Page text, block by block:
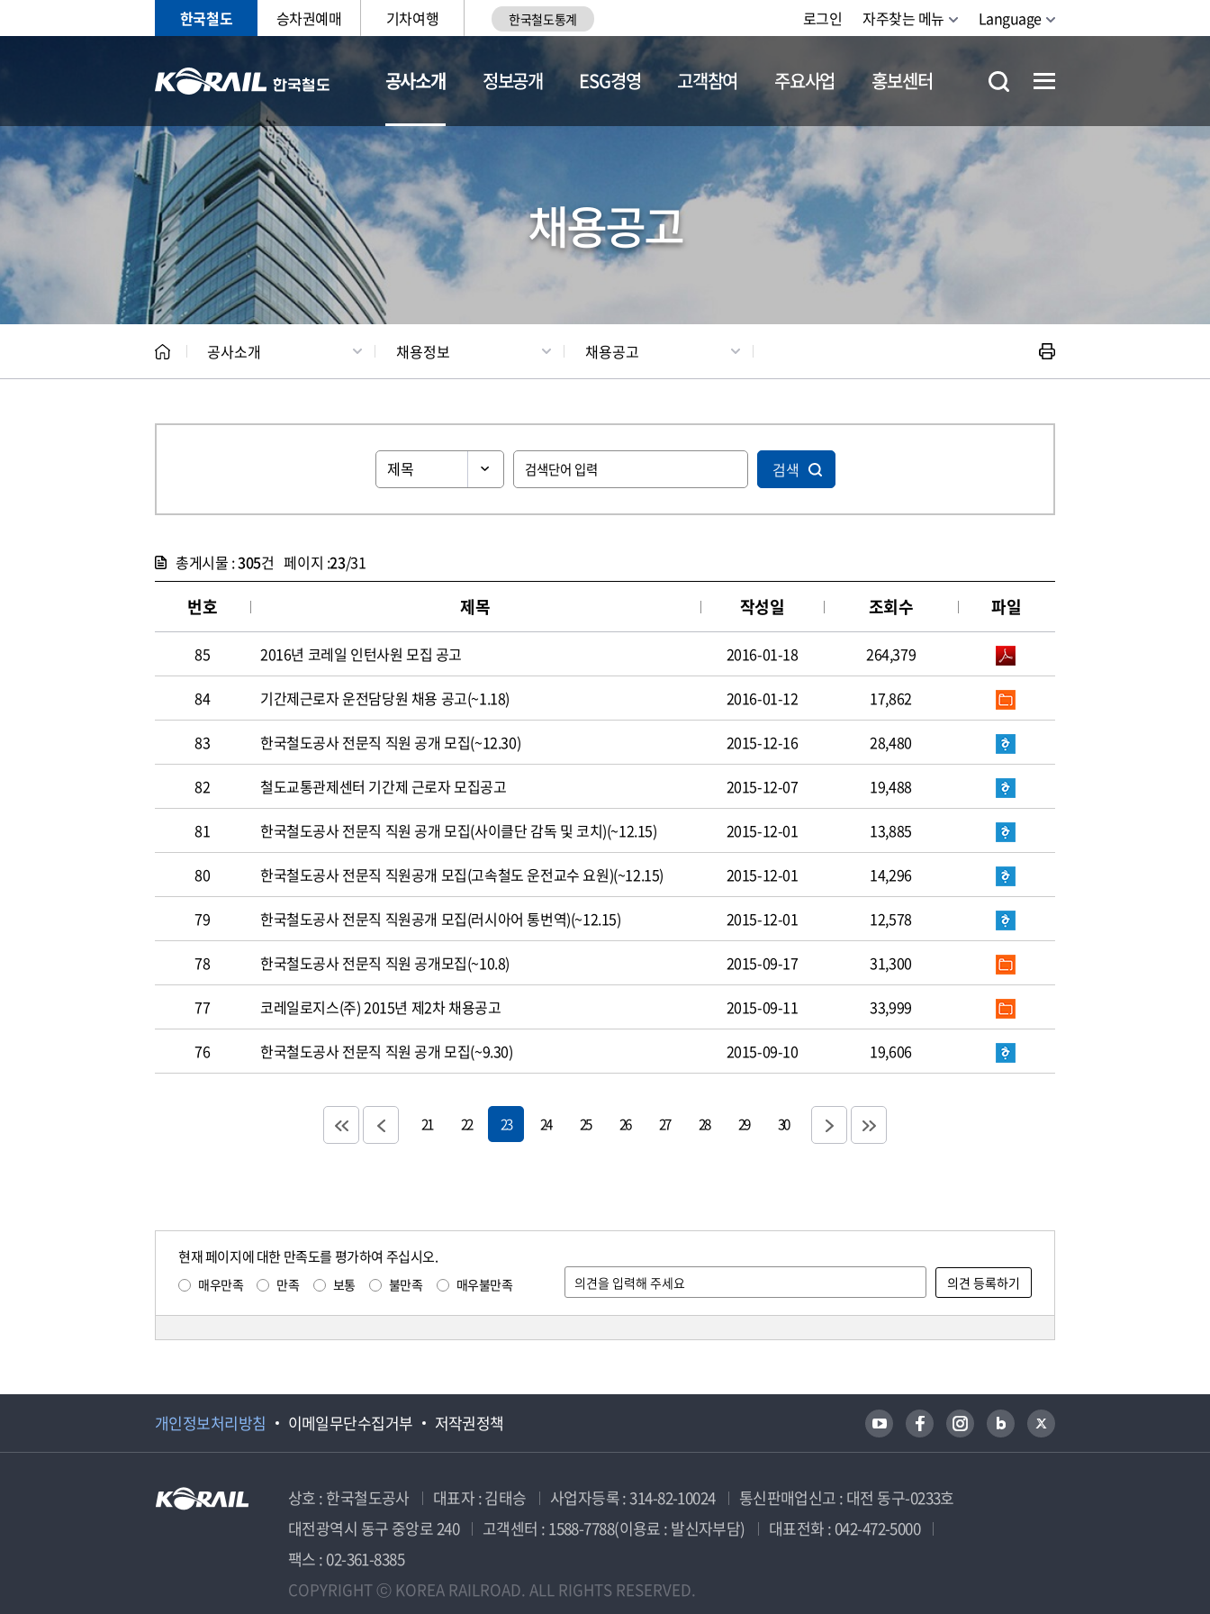
한국철도 승차권예매 기차여행 한국철도통계 로그인 자주찾는 메뉴 Language
공사소개
CEO 일반현황 채용정보
정보공개 ESG경영 고객참여 주요사업 홍보센터
채용공고
공사소개 채용정보 채용공고
검색
총게시물 :305건 페이지 :23/31
번호 제목 작성일 조회수 파일
85 2016년 코레일 인턴사원 모집 공고 2016-01-18 264,379
84 기간제근로자 운전담당원 채용 공고(~1.18) 2016-01-12 17,862
83 한국철도공사 전문직 직원 공개 모집(~12.30) 2015-12-16 28,480
82 철도교통관제센터 기간제 근로자 모집공고 2015-12-07 19,488
81 한국철도공사 전문직 직원 공개 모집(사이클단 감독 및 코치)(~12.15) 2015-12-01 13,885
80 한국철도공사 전문직 직원공개 모집(고속철도 운전교수 요원)(~12.15) 2015-12-01 14,296
79 한국철도공사 전문직 직원공개 모집(러시아어 통번역)(~12.15) 2015-12-01 12,578
78 한국철도공사 전문직 직원 공개모집(~10.8) 2015-09-17 31,300
77 코레일로지스(주) 2015년 제2차 채용공고 2015-09-11 33,999
76 한국철도공사 전문직 직원 공개 모집(~9.30) 2015-09-10 19,606
21 22 23 24 25 26 27 28 29 30
현재 페이지에 대한 만족도를 평가하여 주십시오.
매우만족 만족 보통 불만족 매우불만족
개인정보처리방침 이메일무단수집거부 저작권정책
상호 : 한국철도공사 대표자 : 김태승 사업자등록 : 314-82-10024
통신판매업신고 : 대전 동구-0233호
대전광역시 동구 중앙로 240
고객센터 : 1588-7788(이용료 : 발신자부담)
대표전화 : 042-472-5000
팩스 : 02-361-8385
COPYRIGHT ⓒ KOREA RAILROAD. ALL RIGHTS RESERVED.